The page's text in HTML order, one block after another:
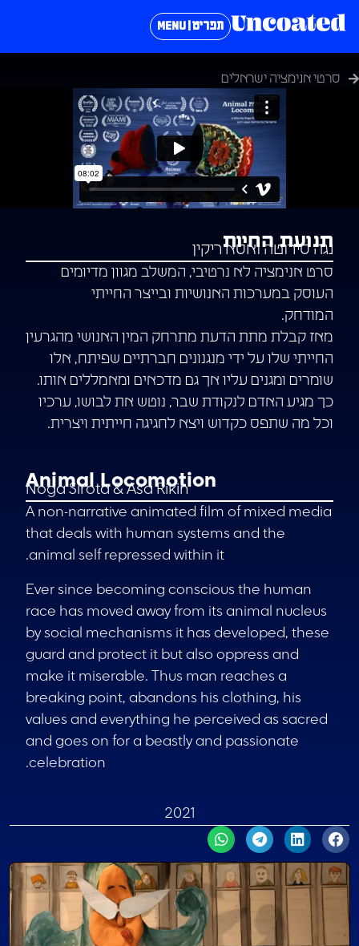
תפריט | MENU
סרטי אנימציה ישראלים
תנועת החיות
נגה סירוטה ואסא ריקין
סרט אנימציה לא נרטיבי, המשלב מגוון מדיומים
העוסק במערכות האנושיות ובייצר החייתי
המודחק.
מאז קבלת מתת הדעת מתרחק המין האנושי מהגרעין
החייתי שלו על ידי מנגנונים חברתיים שפיתח, אלו
שומרים ומגנים עליו אך גם מדכאים ומאמללים אותו.
כך מגיע האדם לנקודת שבר, נוטש את לבושו, ערכיו
וכל מה שתפס כקדוש ויצא לחגיגה חייתית ויצרית.
Animal Locomotion
Noga Sirota & Asa Rikin
A non-narrative animated film of mixed media
that deals with human systems and the
animal self repressed within it.
Ever since becoming conscious the human
race has moved away from its animal nucleus
by social mechanisms it has developed, these
guard and protect it but also oppress and
make it miserable. Thus man reaches a
breaking point, abandons his clothing, his
values and everything he perceived as sacred
and goes on for a beastly and passionate
celebration.
2021